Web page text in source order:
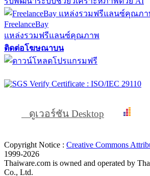
FreelanceBay
แหล่งรวมฟรีแลนซ์คุณภาพ
ติดต่อโฆษณาบน
ดูเวอร์ชัน Desktop
Copyright Notice : Creative Commons
1999-2026
Thaiware.com is owned and operated by
Co., Ltd.